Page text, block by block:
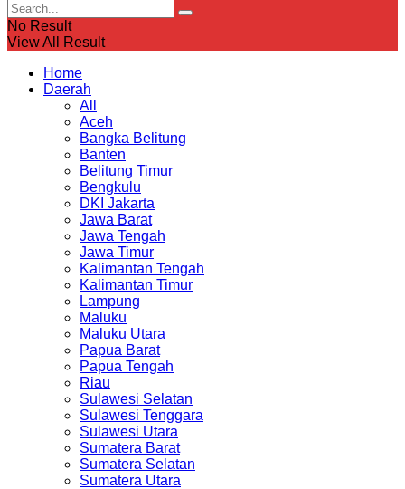
No Result
View All Result
Home
Daerah
All
Aceh
Bangka Belitung
Banten
Belitung Timur
Bengkulu
DKI Jakarta
Jawa Barat
Jawa Tengah
Jawa Timur
Kalimantan Tengah
Kalimantan Timur
Lampung
Maluku
Maluku Utara
Papua Barat
Papua Tengah
Riau
Sulawesi Selatan
Sulawesi Tenggara
Sulawesi Utara
Sumatera Barat
Sumatera Selatan
Sumatera Utara